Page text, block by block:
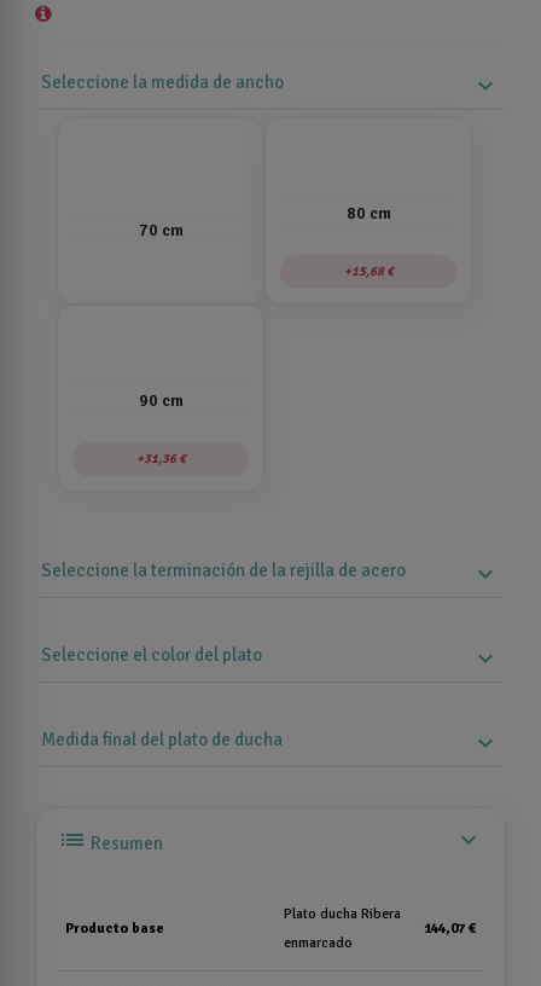
Seleccione la medida de ancho expand_more
70 cm
80 cm
15,68 €
90 cm
31,36 €
Seleccione la terminación de la rejilla de acero expand_more
Seleccione el color del plato expand_more
Medida final del plato de ducha expand_more
list Resumen expand_more
Producto base
Plato ducha Ribera
enmarcado
144,07 €